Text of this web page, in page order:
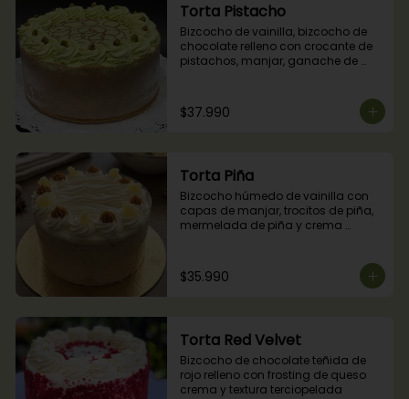
Torta Pistacho
Bizcocho de vainilla, bizcocho de
chocolate relleno con crocante de
pistachos, manjar, ganache de
$37.990
Torta Piña
Bizcocho húmedo de vainilla con
capas de manjar, trocitos de piña,
mermelada de piña y crema
$35.990
Torta Red Velvet
Bizcocho de chocolate teñida de
rojo relleno con frosting de queso
crema y textura terciopelada